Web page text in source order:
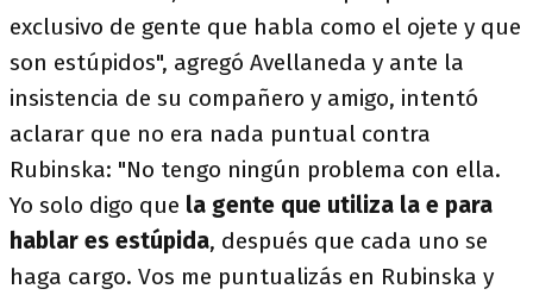
exclusivo de gente que habla como el ojete y que
son estúpidos", agregó Avellaneda y ante la
insistencia de su compañero y amigo, intentó
aclarar que no era nada puntual contra
Rubinska: "No tengo ningún problema con ella.
Yo solo digo que la gente que utiliza la e para
hablar es estúpida, después que cada uno se
haga cargo. Vos me puntualizás en Rubinska y